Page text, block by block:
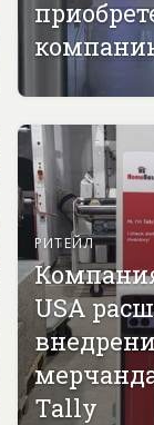
РИТЕЙЛ
USA
Tally